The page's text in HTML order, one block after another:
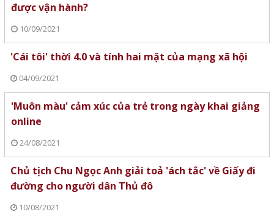
được vận hành?
10/09/2021
'Cái tôi' thời 4.0 và tính hai mặt của mạng xã hội
04/09/2021
'Muôn màu' cảm xúc của trẻ trong ngày khai giảng
online
24/08/2021
Chủ tịch Chu Ngọc Anh giải toả 'ách tắc' về Giấy đi
đường cho người dân Thủ đô
10/08/2021